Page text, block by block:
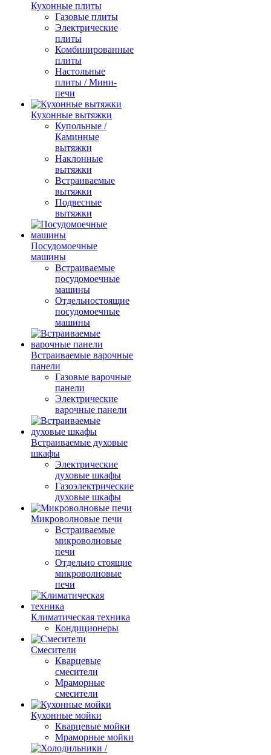
Кухонные плиты
Газовые плиты
Электрические
плиты
Комбинированные
плиты
Настольные
плиты / Мини-
печи
Кухонные вытяжки
Купольные /
Каминные
вытяжки
Наклонные
вытяжки
Встраиваемые
вытяжки
Подвесные
вытяжки
Посудомоечные
машины
Встраиваемые
посудомоечные
машины
Отдельностоящие
посудомоечные
машины
Встраиваемые варочные
панели
Газовые варочные
панели
Электрические
варочные панели
Встраиваемые духовые
шкафы
Электрические
духовые шкафы
Газоэлектрические
духовые шкафы
Микроволновые печи
Встраиваемые
микроволновые
печи
Отдельно стоящие
микроволновые
печи
Климатическая техника
Кондиционеры
Смесители
Кварцевые
смесители
Мраморные
смесители
Кухонные мойки
Кварцевые мойки
Мраморные мойки